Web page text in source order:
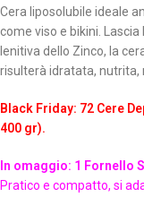
Cera liposolubile ideale
come viso e bikini.
lenitiva dello Zinco, la
risulterà idratata,
Black Friday: 72 Cere
400 gr).
In omaggio: 1 Fornello
Pratico e compatto, si